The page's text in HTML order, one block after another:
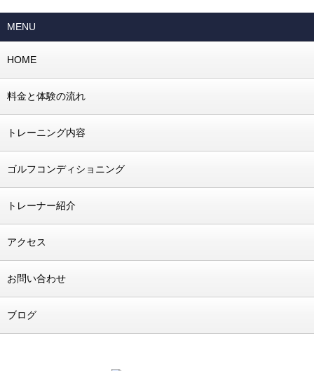
MENU
HOME
料金と体験の流れ
トレーニング内容
ゴルフコンディショニング
トレーナー紹介
アクセス
お問い合わせ
ブログ